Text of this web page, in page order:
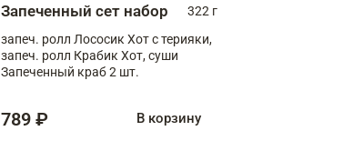
Запеченный сет набор
322 г
запеч. ролл Лососик Хот с терияки,
запеч. ролл Крабик Хот, суши
Запеченный краб 2 шт.
789 ₽ В корзину